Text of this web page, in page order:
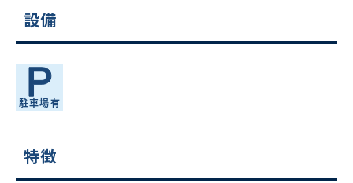
設備
特徴